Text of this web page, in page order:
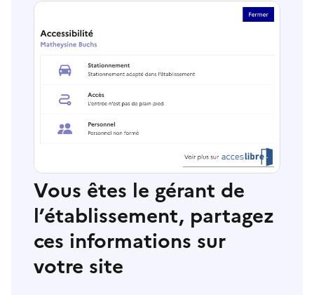
Vous êtes le gérant de
l’établissement, partagez
ces informations sur
votre site